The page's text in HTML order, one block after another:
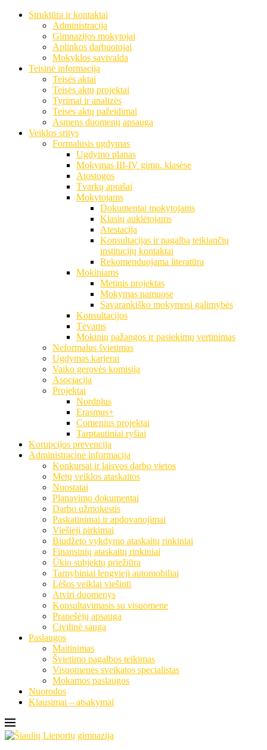
Struktūra ir kontaktai
Administracija
Gimnazijos mokytojai
Aplinkos darbuotojai
Mokyklos savivalda
Teisinė informacija
Teisės aktai
Teisės aktų projektai
Tyrimai ir analizės
Teisės aktų pažeidimai
Asmens duomenų apsauga
Veiklos sritys
Formalusis ugdymas
Ugdymo planas
Mokymas III-IV gimn. klasėse
Atostogos
Tvarkų aprašai
Mokytojams
Dokumentai mokytojams
Klasių auklėtojams
Atestacija
Konsultacijas ir pagalbą teikiančių
institucijų kontaktai
Rekomenduojama literatūra
Mokiniams
Metinis projektas
Mokymas namuose
Savarankiško mokymosi galimybės
Konsultacijos
Tėvams
Mokinių pažangos ir pasiekimų vertinimas
Neformalus švietimas
Ugdymas karjerai
Vaiko gerovės komisija
Asociacija
Projektai
Nordplus
Erasmus+
Comenius projektai
Tarptautiniai ryšiai
Korupcijos prevencija
Administracinė informacija
Konkursai ir laisvos darbo vietos
Metų veiklos ataskaitos
Nuostatai
Planavimo dokumentai
Darbo užmokestis
Paskatinimai ir apdovanojimai
Viešieji pirkimai
Biudžeto vykdymo ataskaitų rinkiniai
Finansinių ataskaitų rinkiniai
Ūkio subjektų priežiūra
Tarnybiniai lengvieji automobiliai
Lėšos veiklai viešinti
Atviri duomenys
Konsultavimasis su visuomene
Pranešėjų apsauga
Civilinė sauga
Paslaugos
Maitinimas
Švietimo pagalbos teikimas
Visuomenės sveikatos specialistas
Mokamos paslaugos
Nuorodos
Klausimai – atsakymai